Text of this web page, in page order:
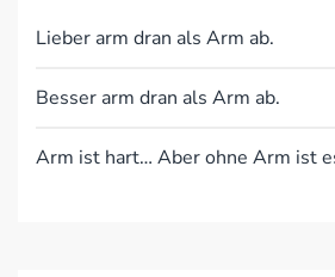
Lieber arm dran als Arm ab.
Besser arm dran als Arm ab.
Arm ist hart… Aber ohne Arm ist